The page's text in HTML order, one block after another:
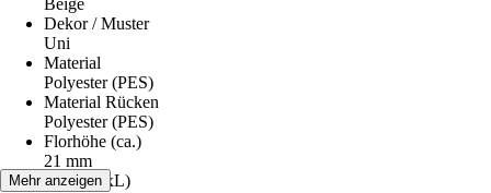
Beige
Dekor / Muster
Uni
Material
Polyester (PES)
Material Rücken
Polyester (PES)
Florhöhe (ca.)
21 mm
Maße (BxL)
Mehr anzeigen